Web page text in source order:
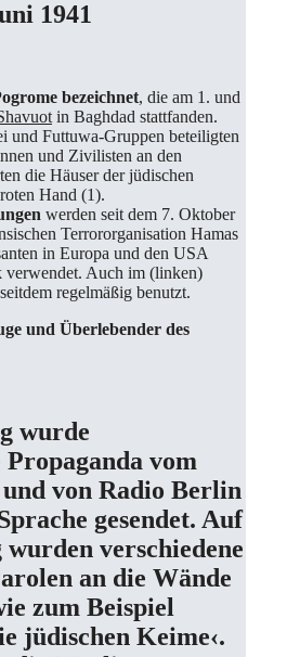
1941
bezeichnet, die am 1. und
in Baghdad stattfanden.
und Futtuwa-Gruppen beteiligten
und Zivilisten an den
die Häuser der jüdischen
Hand (1).
werden seit dem 7. Oktober
Terrororganisation Hamas
in Europa und den USA
verwendet. Auch im (linken)
regelmäßig benutzt.
und Überlebender des
wurde
vom
von Radio Berlin
gesendet. Auf
wurden verschiedene
an die Wände
zum Beispiel
jüdischen Keime‹.